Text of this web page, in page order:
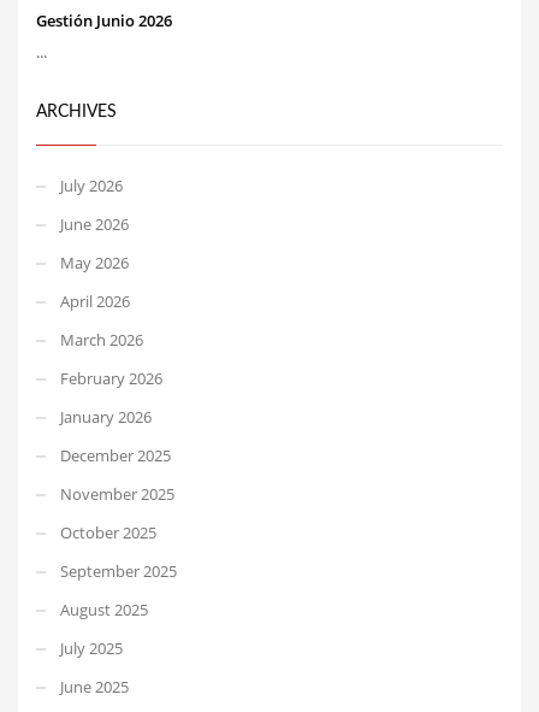
Gestión Junio 2026
...
ARCHIVES
July 2026
June 2026
May 2026
April 2026
March 2026
February 2026
January 2026
December 2025
November 2025
October 2025
September 2025
August 2025
July 2025
June 2025